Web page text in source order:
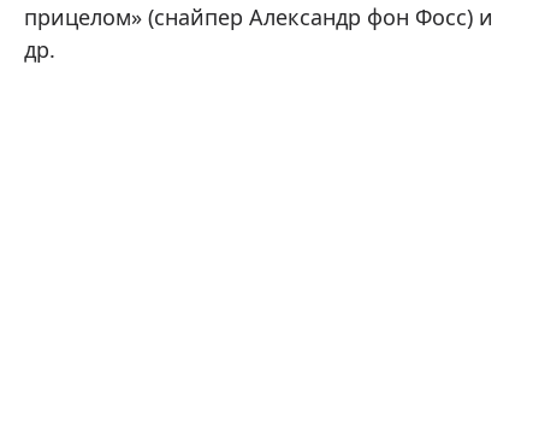
прицелом» (снайпер Александр фон Фосс) и
др.